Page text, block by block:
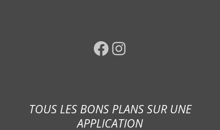
Facebook Instagram
TOUS LES BONS PLANS SUR UNE
APPLICATION